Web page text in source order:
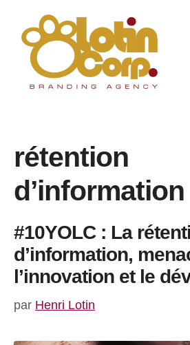
contenu
rétention
d’information
#10YOLC : La
d’information,
l’innovation et le
par Henri Lotin